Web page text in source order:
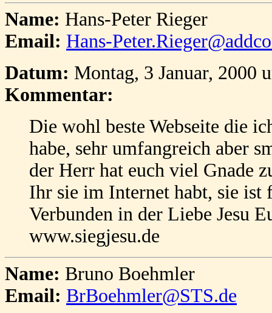
Name: Hans-Peter Rieger
Email: Hans-
Datum: Montag, 3 Januar, 2000
Kommentar:
Die wohl beste Webseite die
habe, sehr umfangreich aber
der Herr hat euch viel Gnade
Ihr sie im Internet habt, sie ist
Verbunden in der Liebe Jesu
www.siegjesu.de
Name: Bruno Boehmler
Email: BrBoehmler@STS.de